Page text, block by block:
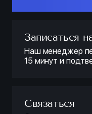
Записаться
Наш менеджер
15 минут и
Связаться